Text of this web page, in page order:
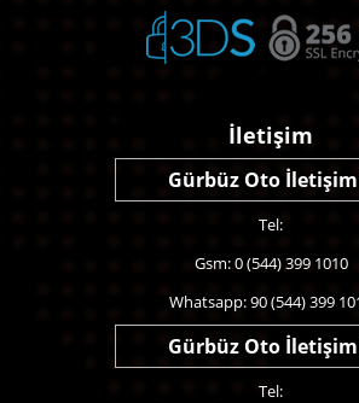
İletişim
Gürbüz Oto İletişim
Tel:
Gsm: 0 (544) 399 1010
Whatsapp: 90 (544) 399
Gürbüz Oto
Tel: